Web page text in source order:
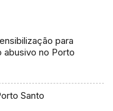
para
abusivo no Porto
Santo